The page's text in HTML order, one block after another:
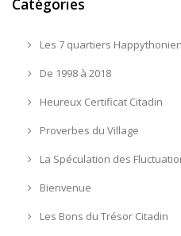
Catégories
Les 7 quartiers
De 1998 à 2018
Heureux Certificat Citadin
Proverbes du Village
La Spéculation des
Bienvenue
Les Bons du Trésor Citadin